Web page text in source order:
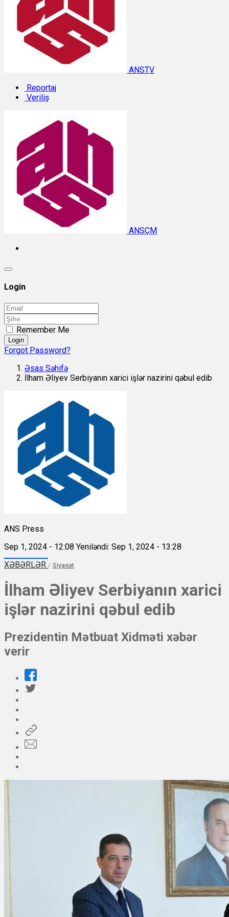
ANSTV
Reportaj
Veriliş
ANSÇM
Login
Remember Me
Login
Forgot Password?
Əsas Səhifə
İlham Əliyev Serbiyanın xarici işlər nazirini qəbul edib
ANS Press
Sep 1, 2024 - 12:08 Yeniləndi: Sep 1, 2024 - 13:28
XƏBƏRLƏR / Siyasət
İlham Əliyev Serbiyanın xarici
işlər nazirini qəbul edib
Prezidentin Mətbuat Xidməti xəbər
verir